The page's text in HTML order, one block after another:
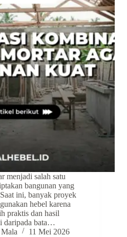
menjadi salah satu
bangunan yang
ini, banyak proyek
hebel karena
praktis dan hasil
daripada bata…
11 Mei 2026